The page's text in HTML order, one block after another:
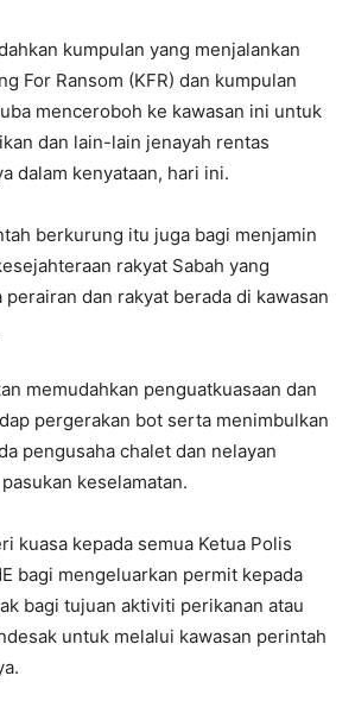
kumpulan yang menjalankan
For Ransom (KFR) dan kumpulan
menceroboh ke kawasan ini untuk
dan lain-lain jenayah rentas
dalam kenyataan, hari ini.
berkurung itu juga bagi menjamin
rakyat Sabah yang
dan rakyat berada di kawasan
memudahkan penguatkuasaan dan
pergerakan bot serta menimbulkan
pengusaha chalet dan nelayan
keselamatan.
kuasa kepada semua Ketua Polis
bagi mengeluarkan permit kepada
bagi tujuan aktiviti perikanan atau
untuk melalui kawasan perintah